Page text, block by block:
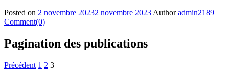
Posted on 2 novembre 20232 novembre 2023 Author admin2189
Comment(0)
Pagination des publications
Précédent 1 2 3